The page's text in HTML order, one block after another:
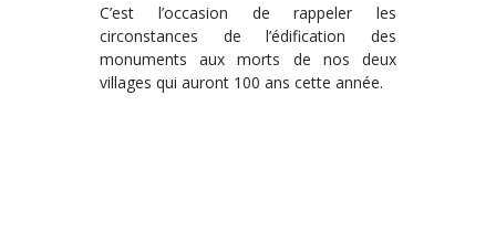
C’est l’occasion de rappeler les
circonstances de l’édification des
monuments aux morts de nos deux
villages qui auront 100 ans cette année.